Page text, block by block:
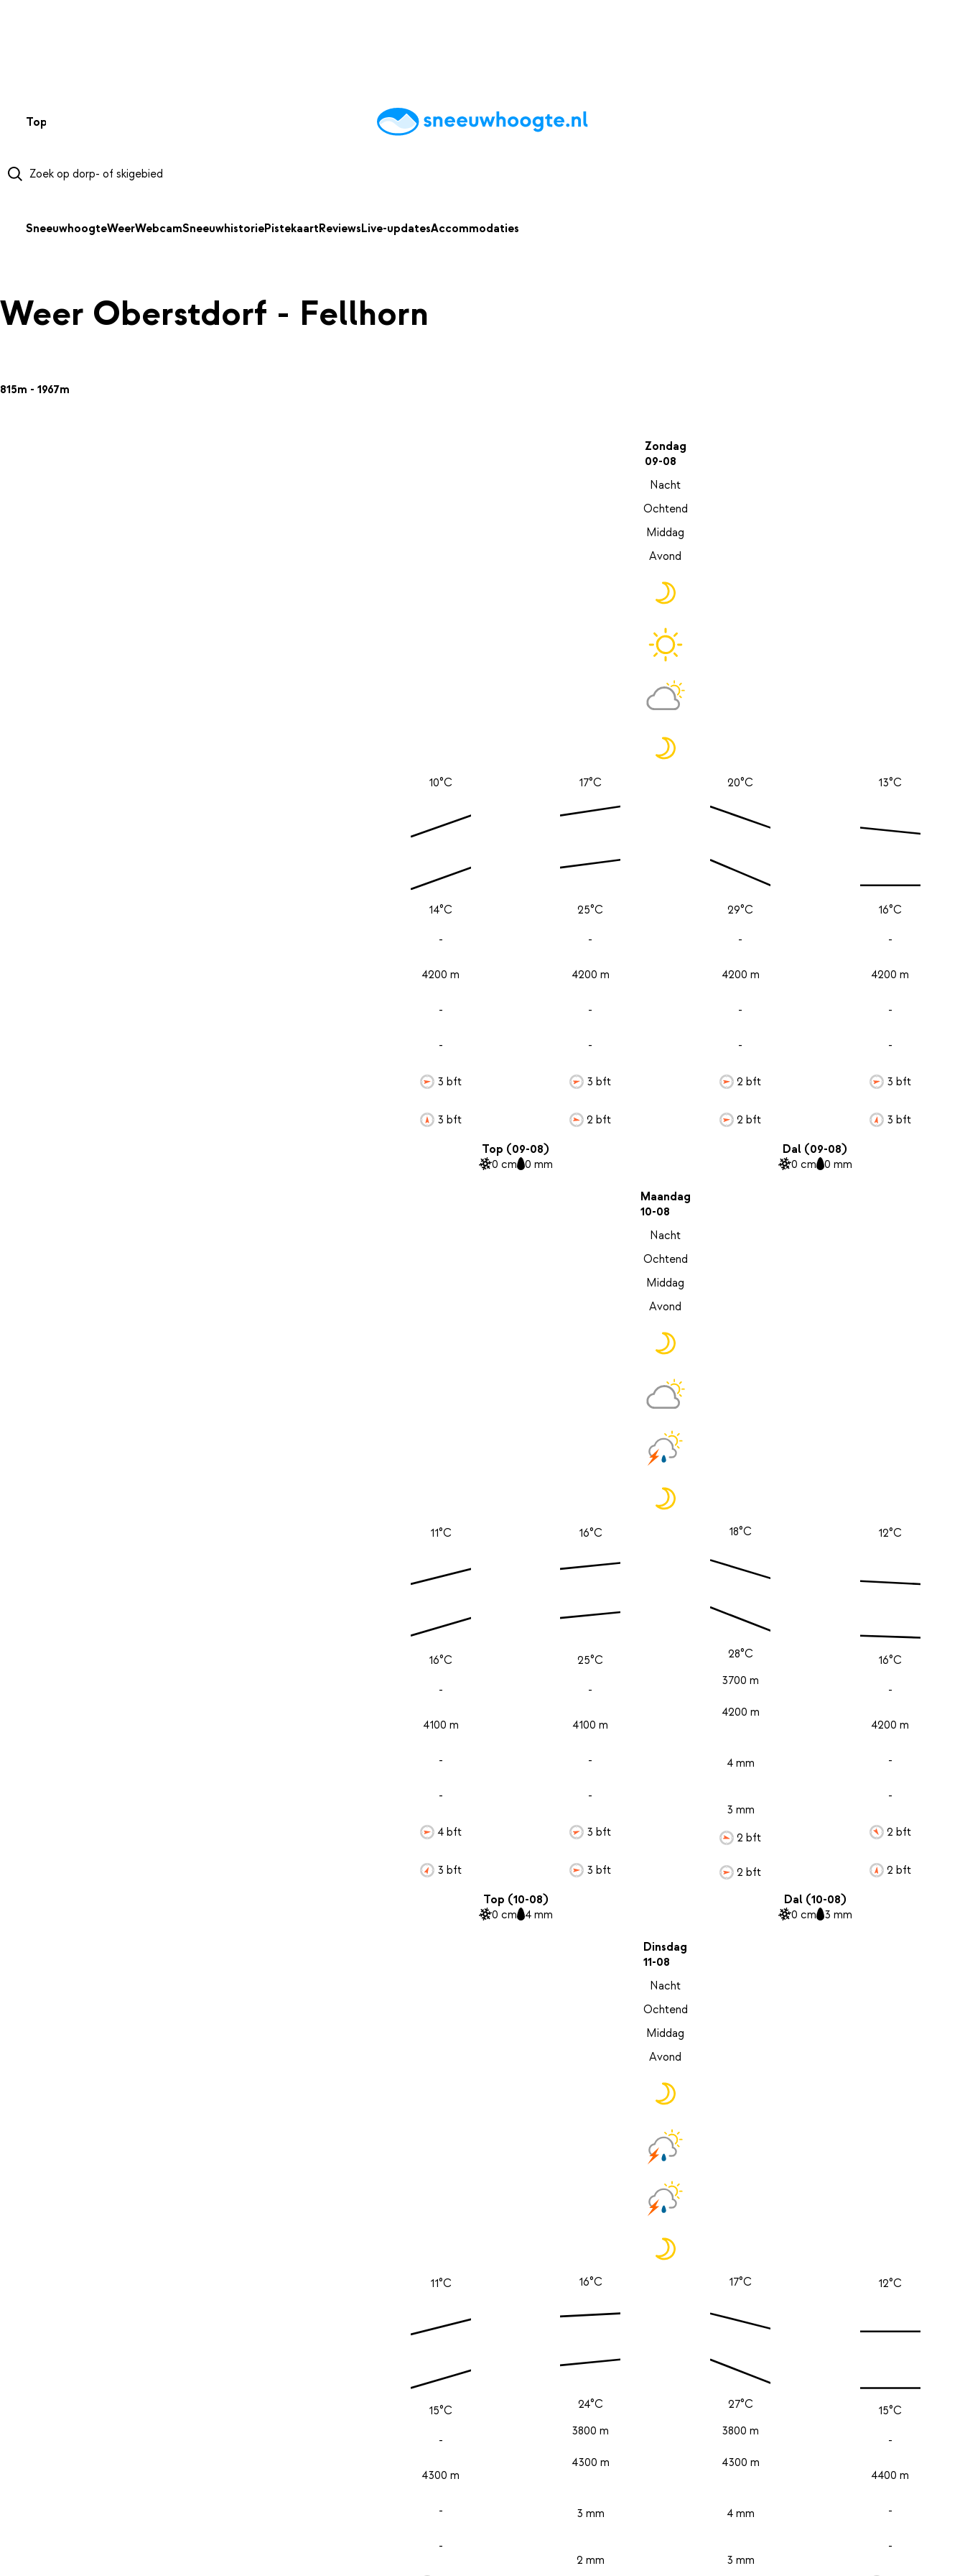
Top 50 AccommodatiesTipsReviewsLive updatesApp
SneeuwhoogteWeerWebcamSneeuwhistoriePistekaartReviewsLive-updatesAccommodaties
Weer Oberstdorf - Fellhorn
815m - 1967m
Zondag
09-08
Nacht
Ochtend
Middag
Avond
10°C
14°C
-
4200 m
-
-
3 bft
3 bft
17°C
25°C
-
4200 m
-
-
3 bft
2 bft
20°C
29°C
-
4200 m
-
-
2 bft
2 bft
13°C
16°C
-
4200 m
-
-
3 bft
3 bft
Top (09-08)
0 cm 0 mm
Dal (09-08)
0 cm 0 mm
Maandag
10-08
Nacht
Ochtend
Middag
Avond
11°C
16°C
-
4100 m
-
-
4 bft
3 bft
16°C
25°C
-
4100 m
-
-
3 bft
3 bft
18°C
28°C
3700 m
4200 m
4 mm
3 mm
2 bft
2 bft
12°C
16°C
-
4200 m
-
-
2 bft
2 bft
Top (10-08)
0 cm 4 mm
Dal (10-08)
0 cm 3 mm
Dinsdag
11-08
Nacht
Ochtend
Middag
Avond
11°C
15°C
-
4300 m
-
-
16°C
24°C
3800 m
4300 m
3 mm
2 mm
17°C
27°C
3800 m
4300 m
4 mm
3 mm
12°C
15°C
-
4400 m
-
-